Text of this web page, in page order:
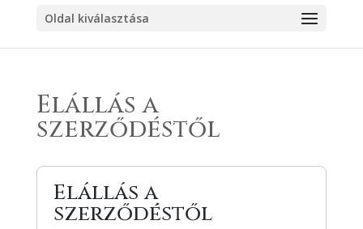
Oldal kiválasztása
Elállás a
szerződéstől
Elállás a
szerződéstől